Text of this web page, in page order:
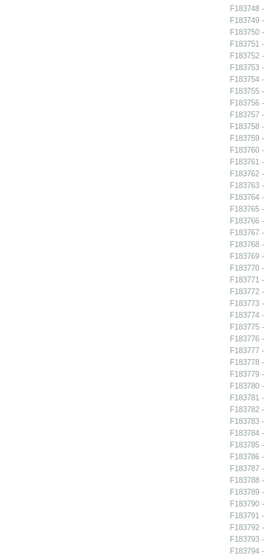
F183748
F183749
F183750
F183751
F183752
F183753
F183754
F183755
F183756
F183757
F183758
F183759
F183760
F183761
F183762
F183763
F183764
F183765
F183766
F183767
F183768
F183769
F183770
F183771
F183772
F183773
F183774
F183775
F183776
F183777
F183778
F183779
F183780
F183781
F183782
F183783
F183784
F183785
F183786
F183787
F183788
F183789
F183790
F183791
F183792
F183793
F183794